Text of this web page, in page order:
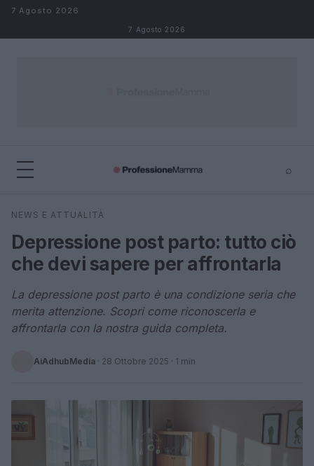
Salta al contenuto
7 Agosto 2026
7 Agosto 2026
⌕
Cerca
NEWS E ATTUALITÀ
Depressione post parto: tutto ciò
che devi sapere per affrontarla
La depressione post parto è una condizione seria che
merita attenzione. Scopri come riconoscerla e
affrontarla con la nostra guida completa.
AiAdhubMedia · 28 Ottobre 2025 · 1 min